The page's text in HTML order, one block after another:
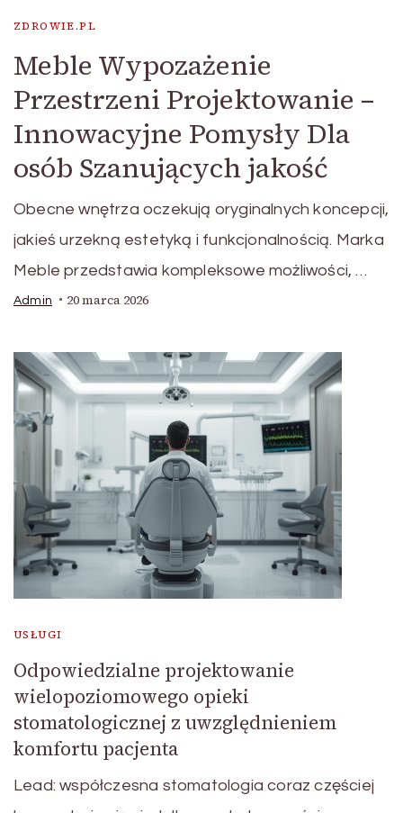
ZDROWIE.PL
Meble Wypozażenie
Przestrzeni Projektowanie –
Innowacyjne Pomysły Dla
osób Szanujących jakość
Obecne wnętrza oczekują oryginalnych koncepcji,
jakieś urzekną estetyką i funkcjonalnością. Marka
Meble przedstawia kompleksowe możliwości, …
Admin 20 marca 2026
USŁUGI
Odpowiedzialne projektowanie
wielopoziomowego opieki
stomatologicznej z uwzględnieniem
komfortu pacjenta
Lead: współczesna stomatologia coraz częściej